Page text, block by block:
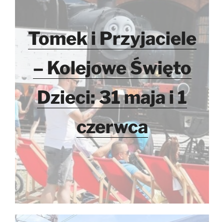
Tomek i Przyjaciele
– Kolejowe Święto
Dzieci: 31 maja i 1
czerwca